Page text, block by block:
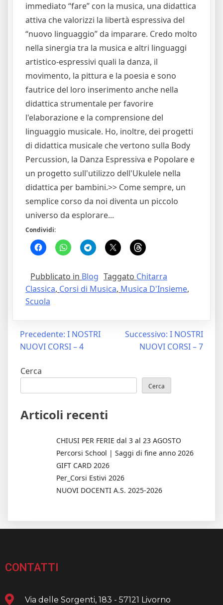
immediato “fare” con la musica, una didattica
attiva che valorizzi la libertà espressiva del
“nuovo linguaggio” da imparare. Credo molto
nella sinergia tra la musica e altri linguaggi
artistico-espressivi quali la danza, il
movimento, la pittura e la poesia e sono
fautrice del loro inserimento anche nella
didattica strumentale per favorire
l'elaborazione e la comprensione del
linguaggio musicale. Ho, inoltre, dei progetti
di didattica musicale che vertono sulla Body
Percussion, la Danza Espressiva e Popolare e
un progetto sull'utilizzo dell'Ukulele nella
didattica per bambini.>> Come sempre, un
semplice corso da noi diventa un piccolo
universo da esplorare...
Condividi:
Pubblicato in Blog Taggato Chitarra
Classica, Corsi di Musica, Musica D'Insieme,
Scuola
Navigazione
Precedente: I NOSTRI
NUOVI CORSI – 4
Successivo: I NOSTRI
NUOVI CORSI – 7
Cerca
Cerca
Articoli recenti
CHIUSI PER FERIE dal 3 al 23 AGOSTO
Percorsi School | Saggi di fine anno 2026
GIFT CARD 2026
Per_Corsi Estivi 2026
NUOVI DOCENTI A.S. 2025-2026
CONTATTI
Via delle Sorgenti, 183 - 57121 Livorno